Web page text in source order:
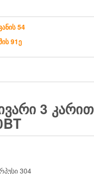
54
91ე
3 ᲙᲐᲠᲘᲗ
304